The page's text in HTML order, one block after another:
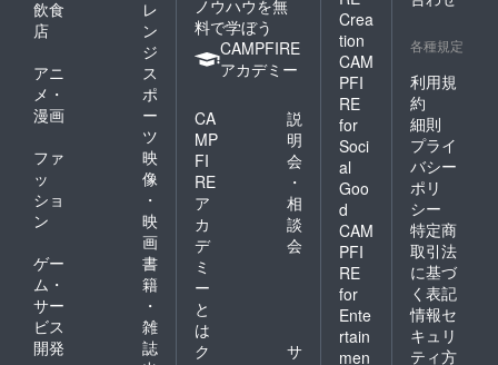
飲食
店
レ
ン
ジ
アニ
メ・
漫画
ス
ポ
ー
ツ
ファ
ッ
ショ
ン
映
像
・
映
画
ゲー
ム・
サー
ビス
開発
書
籍
・
雑
誌
ノウハウを無
料で学ぼう
CAMPFIRE
アカデミー
CA
MP
FI
RE
ア
カ
デ
ミ
ー
と
は
説
明
会
・
相
談
会
ク
サ
Crea
tion
CAM
PFI
RE
for
Soci
al
Goo
d
CAM
PFI
RE
for
Ente
rtain
men
各種規定
利用規
約
細則
プライ
バシー
ポリ
シー
特定商
取引法
に基づ
く表記
情報セ
キュリ
ティ方